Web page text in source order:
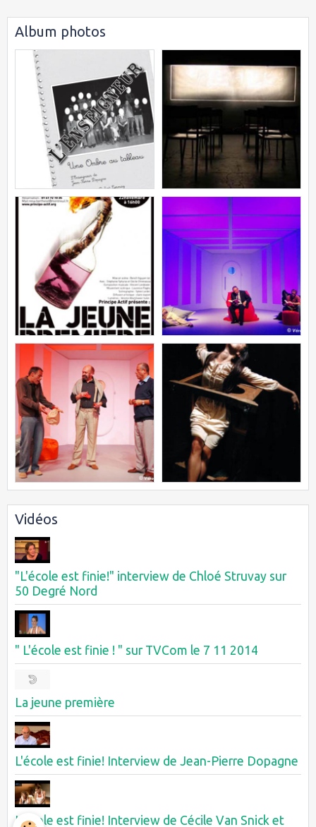
Album photos
Vidéos
"L'école est finie!" interview de Chloé Struvay sur
50 Degré Nord
" L'école est finie ! " sur TVCom le 7 11 2014
La jeune première
L'école est finie! Interview de Jean-Pierre Dopagne
L'école est finie! Interview de Cécile Van Snick et